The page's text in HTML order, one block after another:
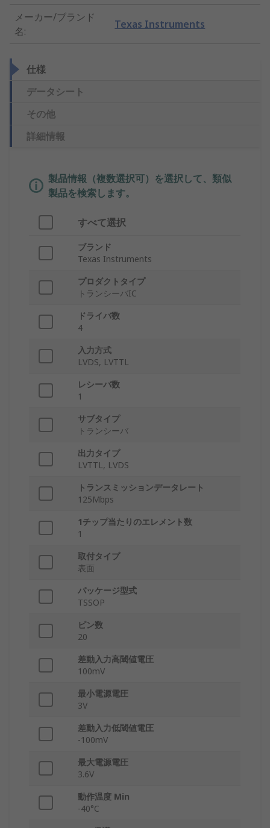
メーカー/ブランド
名:
Texas Instruments
仕様
データシート
その他
詳細情報
製品情報（複数選択可）を選択して、類似
製品を検索します。
すべて選択
ブランド
Texas Instruments
プロダクトタイプ
トランシーバIC
ドライバ数
4
入力方式
LVDS, LVTTL
レシーバ数
1
サブタイプ
トランシーバ
出力タイプ
LVTTL, LVDS
トランスミッションデータレート
125Mbps
1チップ当たりのエレメント数
1
取付タイプ
表面
パッケージ型式
TSSOP
ピン数
20
差動入力高閾値電圧
100mV
最小電源電圧
3V
差動入力低閾値電圧
-100mV
最大電源電圧
3.6V
動作温度 Min
-40°C